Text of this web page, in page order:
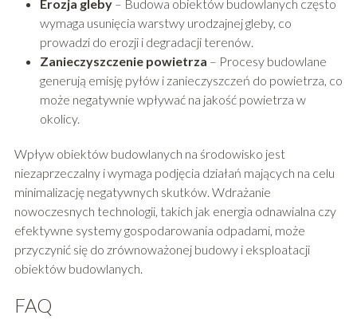
Erozja gleby– Budowa obiektów budowlanych często
wymaga usunięcia warstwy urodzajnej gleby, co
prowadzi do erozji i degradacji terenów.
Zanieczyszczenie powietrza – Procesy budowlane
generują emisję pyłów i zanieczyszczeń do powietrza, co
może negatywnie wpływać na jakość powietrza w
okolicy.
Wpływ obiektów budowlanych na środowisko jest
niezaprzeczalny i wymaga podjęcia działań mających na celu
minimalizację negatywnych skutków. Wdrażanie
nowoczesnych technologii, takich jak energia odnawialna czy
efektywne systemy gospodarowania odpadami, może
przyczynić się do zrównoważonej budowy i eksploatacji
obiektów budowlanych.
FAQ